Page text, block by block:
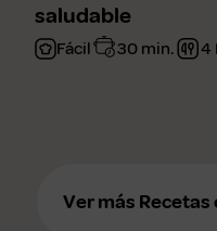
saludable
Fácil 30 min. 4
Ver más Recetas